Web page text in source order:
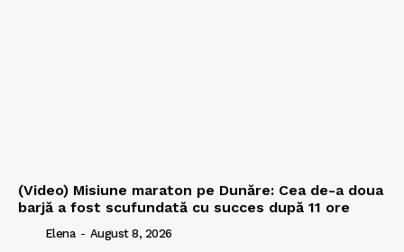
(Video) Misiune maraton pe Dunăre: Cea de-a doua
barjă a fost scufundată cu succes după 11 ore
Elena - August 8, 2026